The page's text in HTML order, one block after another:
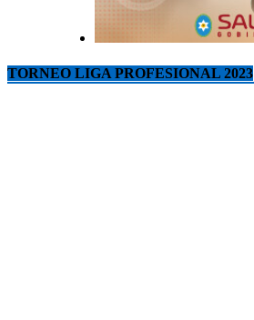
TORNEO LIGA PROFESIONAL 2023